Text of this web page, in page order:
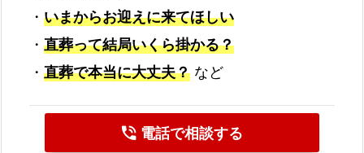
・ いまからお迎えに来てほしい
・ 直葬って結局いくら掛かる？
・ 直葬で本当に大丈夫？など
phone_in_talk電話で相談する